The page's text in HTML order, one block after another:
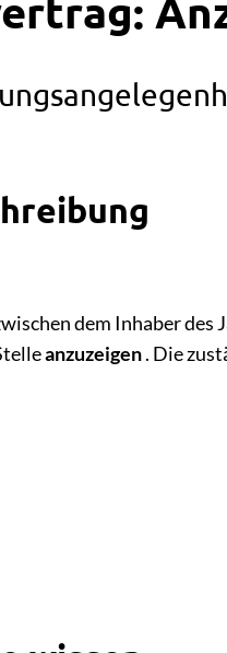
dem Inhaber des
anzuzeigen. Die